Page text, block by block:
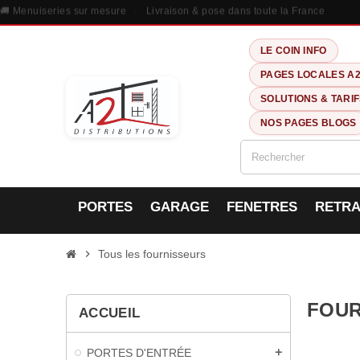
🚚 Menuiseries sur mesure Livraison & pose dans toute la France
LE COIN INFO
PAGES LOCALES
SOLUTIONS &
NOS PAGES BLOGS
PORTES GARAGE FENETRES
chevron_right Tous les fournisseurs
ACCUEIL
PORTES D'ENTRÉE add